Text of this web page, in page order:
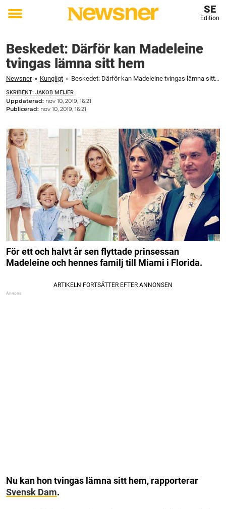
Toggle
SE
Edition
Beskedet: Därför kan Madeleine
tvingas lämna sitt hem
Newsner » Kungligt » Beskedet: Därför kan Madeleine tvingas lämna sitt hem
SKRIBENT: JAKOB MEIJER
Uppdaterad: nov 10, 2019, 16:21
Publicerad: nov 10, 2019, 16:21
För ett och halvt år sen flyttade prinsessan
Madeleine och hennes familj till Miami i Florida.
Nu kan hon tvingas lämna sitt hem, rapporterar
Svensk Dam.